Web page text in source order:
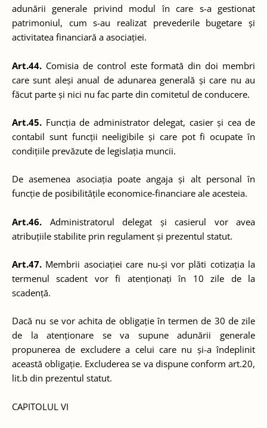
adunării generale privind modul în care s-a gestionat
patrimoniul, cum s-au realizat prevederile bugetare și
activitatea financiară a asociației.
Art.44. Comisia de control este formată din doi membri
care sunt aleși anual de adunarea generală și care nu au
făcut parte și nici nu fac parte din comitetul de conducere.
Art.45. Funcția de administrator delegat, casier și cea de
contabil sunt funcții neeligibile și care pot fi ocupate în
condițiile prevăzute de legislația muncii.
De asemenea asociația poate angaja și alt personal în
funcție de posibilitățile economice-financiare ale acesteia.
Art.46. Administratorul delegat și casierul vor avea
atribuțiile stabilite prin regulament și prezentul statut.
Art.47. Membrii asociației care nu-și vor plăti cotizația la
termenul scadent vor fi atenționați în 10 zile de la
scadență.
Dacă nu se vor achita de obligație în termen de 30 de zile
de la atenționare se va supune adunării generale
propunerea de excludere a celui care nu și-a îndeplinit
această obligație. Excluderea se va dispune conform art.20,
lit.b din prezentul statut.
CAPITOLUL VI